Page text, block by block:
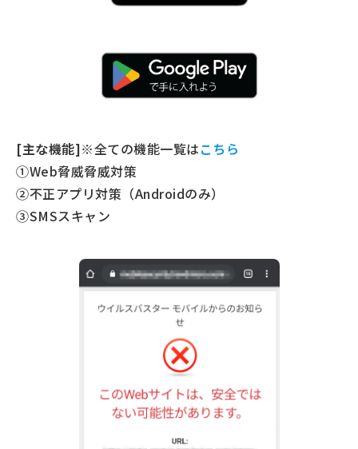
[主な機能]※全ての機能一覧はこちら
①Web脅威脅威対策
②不正アプリ対策（Androidのみ）
③SMSスキャン